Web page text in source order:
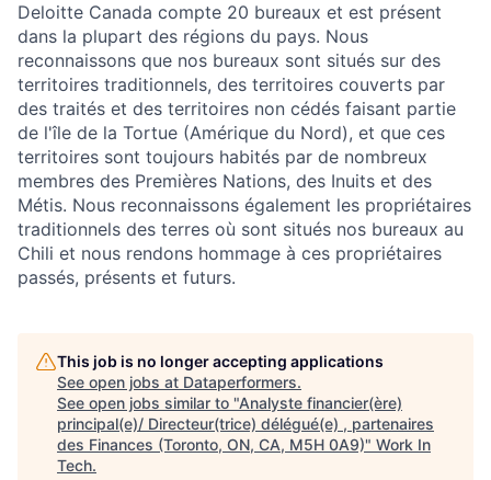
Deloitte Canada compte 20 bureaux et est présent
dans la plupart des régions du pays. Nous
reconnaissons que nos bureaux sont situés sur des
territoires traditionnels, des territoires couverts par
des traités et des territoires non cédés faisant partie
de l'île de la Tortue (Amérique du Nord), et que ces
territoires sont toujours habités par de nombreux
membres des Premières Nations, des Inuits et des
Métis. Nous reconnaissons également les propriétaires
traditionnels des terres où sont situés nos bureaux au
Chili et nous rendons hommage à ces propriétaires
passés, présents et futurs.
This job is no longer accepting applications
See open jobs at Dataperformers.
See open jobs similar to "Analyste financier(ère)
principal(e)/ Directeur(trice) délégué(e) , partenaires
des Finances (Toronto, ON, CA, M5H 0A9)" Work In
Tech.